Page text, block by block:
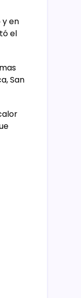
y en
el
San